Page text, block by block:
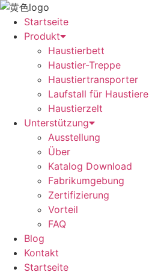
Zum
Inhalt
springen
Startseite
Produkt
Haustierbett
Haustier-Treppe
Haustiertransporter
Laufstall für Haustiere
Haustierzelt
Unterstützung
Ausstellung
Über
Katalog Download
Fabrikumgebung
Zertifizierung
Vorteil
FAQ
Blog
Kontakt
Startseite